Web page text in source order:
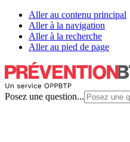
Aller au contenu principal
Aller à la navigation
Aller à la recherche
Aller au pied de page
Posez une question...